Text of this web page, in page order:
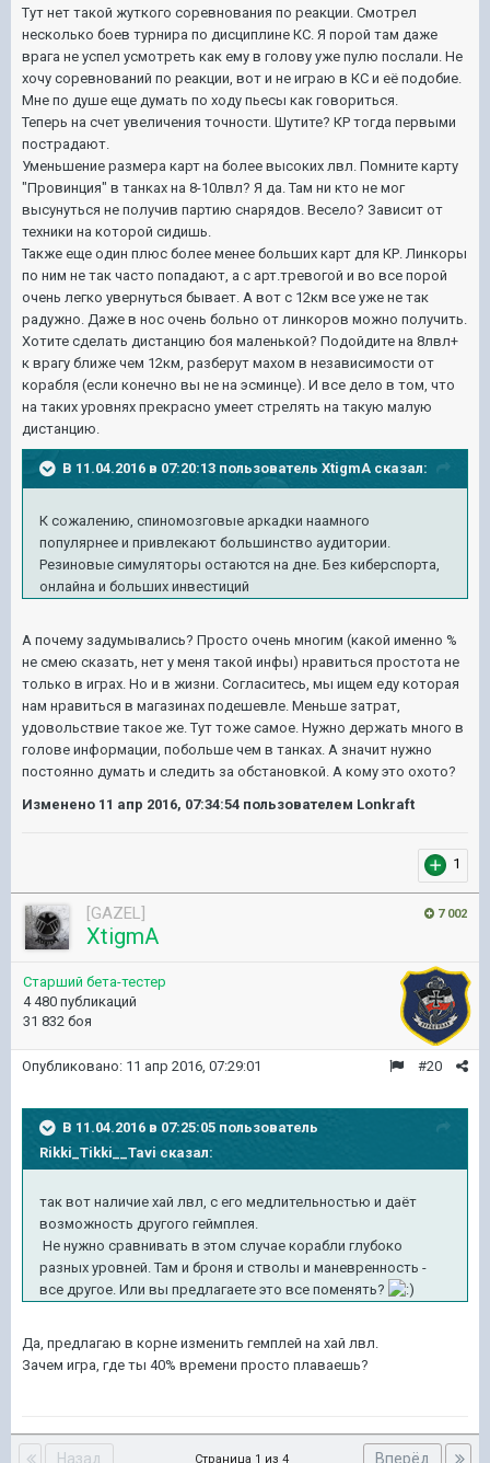
Тут нет такой жуткого соревнования по реакции. Смотрел
несколько боев турнира по дисциплине КС. Я порой там даже
врага не успел усмотреть как ему в голову уже пулю послали. Не
хочу соревнований по реакции, вот и не играю в КС и её подобие.
Мне по душе еще думать по ходу пьесы как говориться.
Теперь на счет увеличения точности. Шутите? КР тогда первыми
пострадают.
Уменьшение размера карт на более высоких лвл. Помните карту
"Провинция" в танках на 8-10лвл? Я да. Там ни кто не мог
высунуться не получив партию снарядов. Весело? Зависит от
техники на которой сидишь.
Также еще один плюс более менее больших карт для КР. Линкоры
по ним не так часто попадают, а с арт.тревогой и во все порой
очень легко увернуться бывает. А вот с 12км все уже не так
радужно. Даже в нос очень больно от линкоров можно получить.
Хотите сделать дистанцию боя маленькой? Подойдите на 8лвл+
к врагу ближе чем 12км, разберут махом в независимости от
корабля (если конечно вы не на эсминце). И все дело в том, что
на таких уровнях прекрасно умеет стрелять на такую малую
дистанцию.
В 11.04.2016 в 07:20:13 пользователь XtigmA сказал:
К сожалению, спиномозговые аркадки наамного
популярнее и привлекают большинство аудитории.
Резиновые симуляторы остаются на дне. Без киберспорта,
онлайна и больших инвестиций
А почему задумывались? Просто очень многим (какой именно %
не смею сказать, нет у меня такой инфы) нравиться простота не
только в играх. Но и в жизни. Согласитесь, мы ищем еду которая
нам нравиться в магазинах подешевле. Меньше затрат,
удовольствие такое же. Тут тоже самое. Нужно держать много в
голове информации, побольше чем в танках. А значит нужно
постоянно думать и следить за обстановкой. А кому это охото?
Изменено 11 апр 2016, 07:34:54 пользователем Lonkraft
1
7 002
[GAZEL]
XtigmA
Старший бета-тестер
4 480 публикаций
31 832 боя
#20
Опубликовано: 11 апр 2016, 07:29:01
В 11.04.2016 в 07:25:05 пользователь
Rikki_Tikki__Tavi сказал:
так вот наличие хай лвл, с его медлительностью и даёт
возможность другого геймплея.
Не нужно сравнивать в этом случае корабли глубоко
разных уровней. Там и броня и стволы и маневренность -
все другое. Или вы предлагаете это все поменять?
Да, предлагаю в корне изменить гемплей на хай лвл.
Зачем игра, где ты 40% времени просто плаваешь?
Назад Вперёд
Страница 1 из 4